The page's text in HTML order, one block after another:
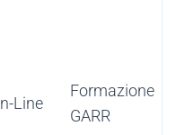
Line
Formazione
GARR